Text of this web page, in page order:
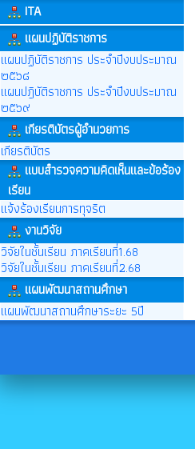
ITA
แผนปฏิบัติราชการ
แผนปฏิบัติราชการ ประจำปีงบประมาณ
๒๕๖๘
แผนปฎิบัติราชการ ประจำปีงบประมาณ
๒๕๖๙
เกียรติบัตรผู้อำนวยการ
เกียรติบัตร
แบบสำรวจความคิดเห็นและข้อร้อง
เรียน
แจ้งร้องเรียนการทุจริต
งานวิจัย
วิจัยในชั้นเรียน ภาคเรียนที่1.68
วิจัยในชั้นเรียน ภาคเรียนที่2.68
แผนพัฒนาสถานศึกษา
แผนพัฒนาสถานศึกษาระยะ 5ปี